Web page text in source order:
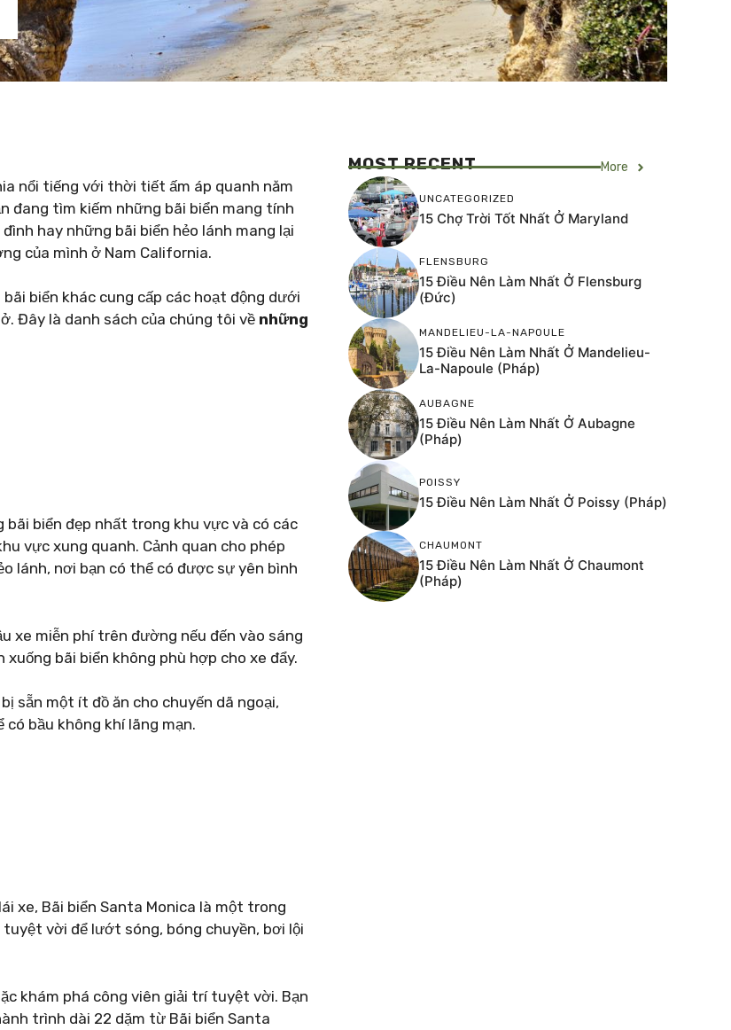
nổi tiếng với thời tiết ấm áp quanh năm
đang tìm kiếm những bãi biển mang tính
hay những bãi biển hẻo lánh mang lại
của mình ở Nam California.
biển khác cung cấp các hoạt động dưới
Đây là danh sách của chúng tôi về những
bãi biển đẹp nhất trong khu vực và có các
vực xung quanh. Cảnh quan cho phép
lánh, nơi bạn có thể có được sự yên bình
xe miễn phí trên đường nếu đến vào sáng
bãi biển không phù hợp cho xe đẩy.
sẵn một ít đồ ăn cho chuyến dã ngoại,
bầu không khí lãng mạn.
xe, Bãi biển Santa Monica là một trong
vời để lướt sóng, bóng chuyền, bơi lội
khám phá công viên giải trí tuyệt vời. Bạn
trình dài 22 dặm từ Bãi biển Santa
MOST RECENT More
UNCATEGORIZED
15 Chợ Trời Tốt Nhất Ở Maryland
FLENSBURG
15 Điều Nên Làm Nhất Ở Flensburg
(Đức)
MANDELIEU-LA-NAPOULE
15 Điều Nên Làm Nhất Ở Mandelieu-
La-Napoule (Pháp)
AUBAGNE
15 Điều Nên Làm Nhất Ở Aubagne
(Pháp)
POISSY
15 Điều Nên Làm Nhất Ở Poissy (Pháp)
CHAUMONT
15 Điều Nên Làm Nhất Ở Chaumont
(Pháp)